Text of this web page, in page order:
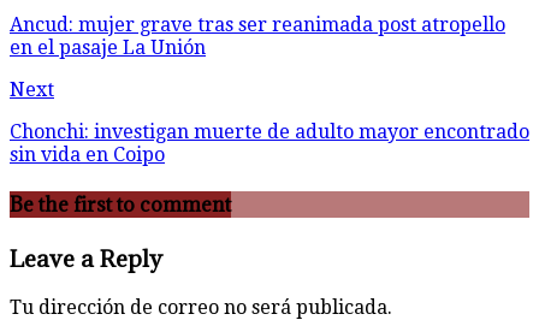
Ancud: mujer grave tras ser reanimada post atropello
en el pasaje La Unión
Next
Chonchi: investigan muerte de adulto mayor encontrado
sin vida en Coipo
Be the first to comment
Leave a Reply
Tu dirección de correo no será publicada.